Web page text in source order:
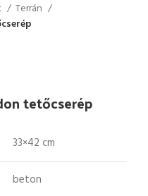
Terrán
tetőcserép
33×42 cm
beton